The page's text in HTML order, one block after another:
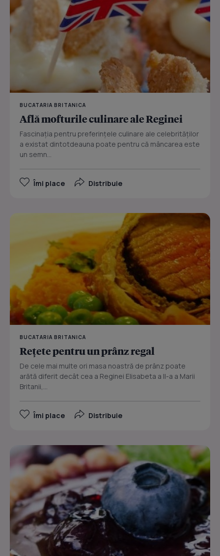
BUCATARIA BRITANICA
Află mofturile culinare ale Reginei
Fascinaţia pentru preferinţele culinare ale celebrităţilor
a existat dintotdeauna poate pentru că mâncarea este
un semn...
Îmi place Distribuie
BUCATARIA BRITANICA
Reţete pentru un prânz regal
De cele mai multe ori masa noastră de prânz poate
arătă diferit decât cea a Reginei Elisabeta a II-a a Marii
Britanii,...
Îmi place Distribuie